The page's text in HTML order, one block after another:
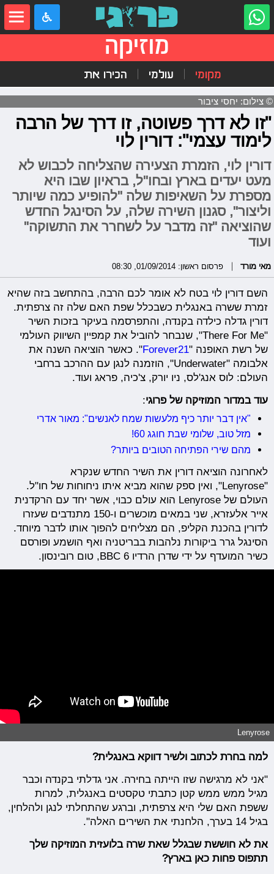
מוזיקה
מקומי עולמי הכירו את
© צילום: יחסי ציבור
"זו לא דרך פשוטה, זו דרך של הרבה
לימוד עצמי": דורין לוי
דורין לוי, הזמרת הצעירה שהצליחה לכבוש לא
מעט יעדים בארץ ובחו"ל, בראיון שבו היא
מספרת על השאיפות שלה "להופיע כמה שיותר
וליצור", סגנון השירה שלה, על הסינגל החדש
שהוציאה "זה מדבר על לשחרר את התשוקה"
ועוד
מאי מורד פרסום ראשון: 01/09/2014, 08:30
השם דורין לוי בטח לא אומר לכם הרבה, בהתחשב בזה שהיא
זמרת ששרה באנגלית כשבכלל שפת האם שלה זה צרפתית.
דורין גדלה כילדה בקנדה, והתפרסמה בעיקר בזכות השיר
"There For Me", שנבחר להוביל את קמפיין השיווק העולמי
של רשת האופנה "Forever21". כאשר הוציאה השנה את
אלבומה "Underwater", הוזמנה לנגן עם ההרכב ברחבי
העולם: לוס אנג'לס, ניו יורק, צ'כיה, פראג ועוד.
עוד במדור המוזיקה של פרוגי:
"אין דבר יותר כיף מלעשות שמח לאנשים": מאור אדרי
מזל טוב, שלומי שבת חוגג 60!
מהם שירי הפתיחה הטובים ביותר?
לאחרונה הוציאה דורין את השיר החדש שנקרא
"Lenyrose", ואין ספק שהוא מביא איתו ניחוחות של חו"ל.
העולם של Lenyrose הוא עולם כבוי, אשר יחד עם הרקדנית
אייר אלעזרא, שני במאים מוכשרים ו-150 מתנדבים שעזרו
לדורין בהכנת הקליפ, הם מצליחים להפוך אותו לדבר מיוחד.
הסינגל גרר ביקורות נלהבות בבריטניה ואף הושמע ופורסם
כשיר המועדף על ידי שדרן הרדיו BBC 6, טום רובינסון.
Lenyrose
למה בחרת לכתוב ולשיר דווקא באנגלית?
"אני לא מרגישה שזו הייתה בחירה. אני גדלתי בקנדה וכבר
מגיל ממש ממש קטן כתבתי טקסטים באנגלית, למרות
ששפת האם שלי היא צרפתית, וברגע שהתחלתי לנגן ולהלחין,
בגיל 14 בערך, הלחנתי את השירים האלה".
את לא חוששת שבגלל שאת שרה בלועזית המוזיקה שלך
תתפוס פחות כאן בארץ?